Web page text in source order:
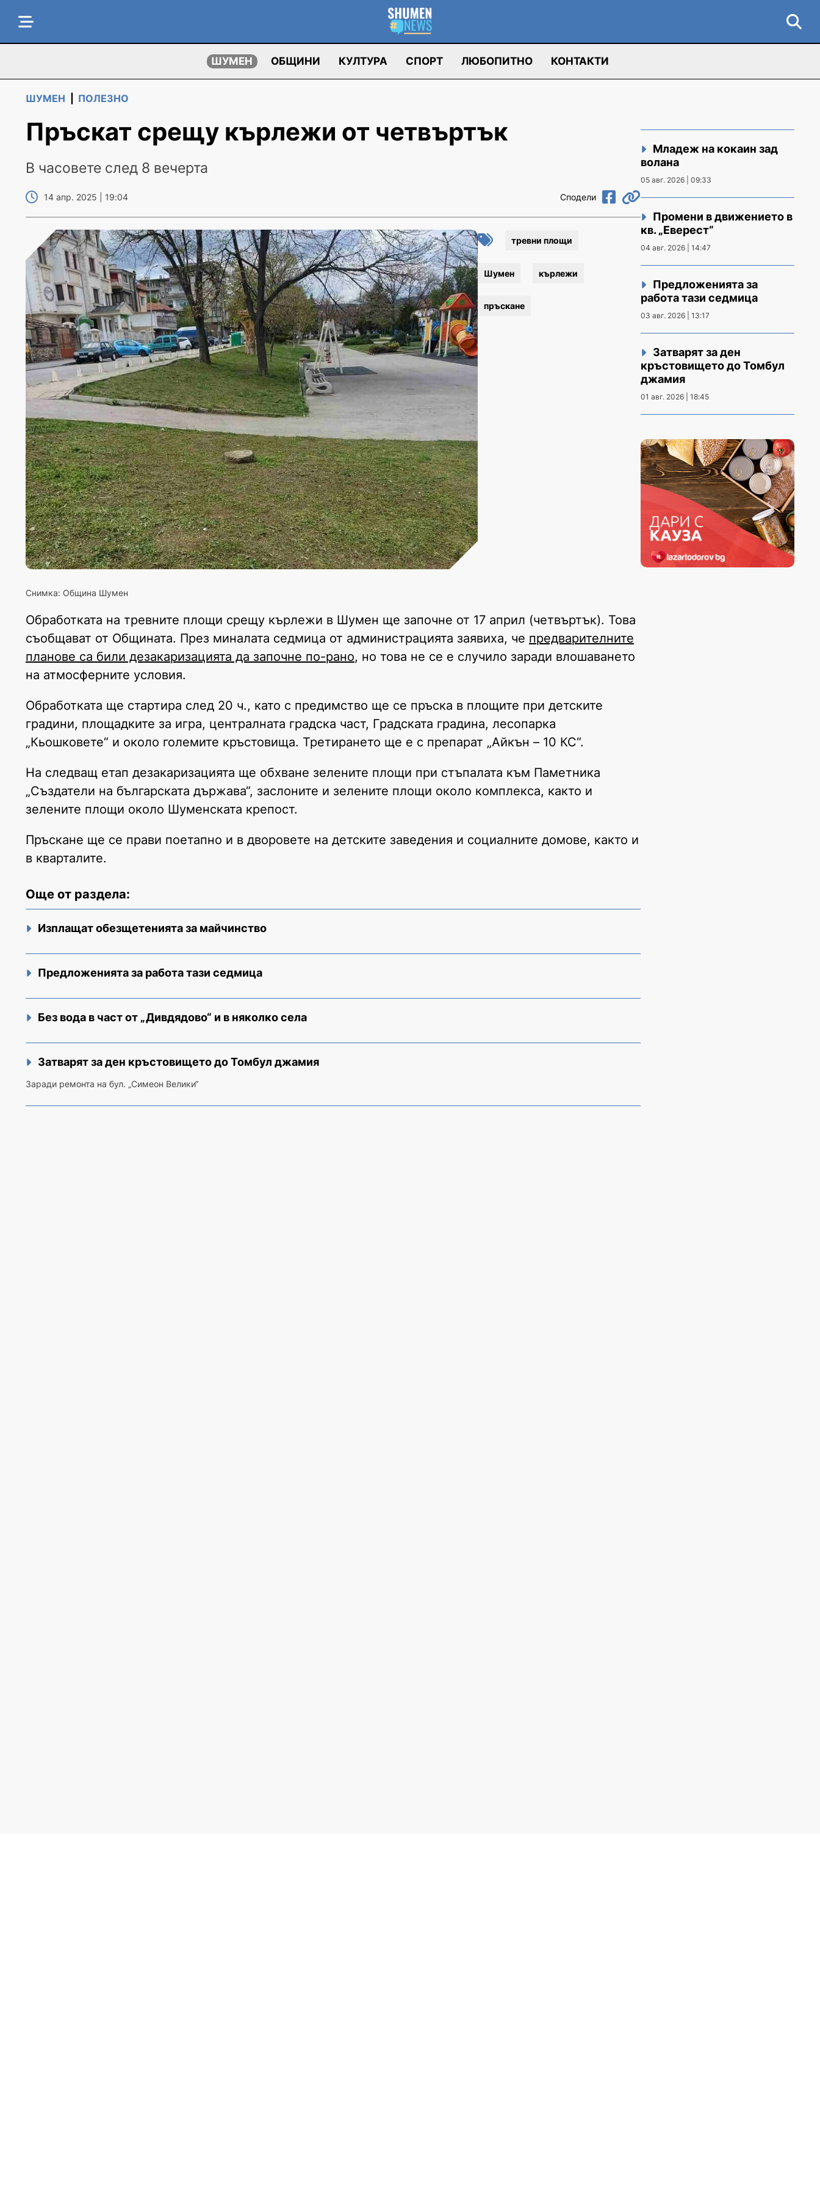
ШУМЕН ОБЩИНИ КУЛТУРА СПОРТ ЛЮБОПИТНО КОНТАКТИ
ШУМЕН ПОЛЕЗНО
Пръскат срещу кърлежи от четвъртък
В часовете след 8 вечерта
14 апр. 2025 | 19:04 Сподели
тревни площи
Шумен кърлежи
пръскане
Снимка: Община Шумен
Обработката на тревните площи срещу кърлежи в Шумен ще започне от 17 април (четвъртък). Това
съобщават от Общината. През миналата седмица от администрацията заявиха, че предварителните
планове са били дезакаризацията да започне по-рано, но това не се е случило заради влошаването
на атмосферните условия.
Обработката ще стартира след 20 ч., като с предимство ще се пръска в площите при детските
градини, площадките за игра, централната градска част, Градската градина, лесопарка
„Кьошковете“ и около големите кръстовища. Третирането ще е с препарат „Айкън – 10 КС“.
На следващ етап дезакаризацията ще обхване зелените площи при стъпалата към Паметника
„Създатели на българската държава“, заслоните и зелените площи около комплекса, както и
зелените площи около Шуменската крепост.
Пръскане ще се прави поетапно и в дворовете на детските заведения и социалните домове, както и
в кварталите.
Още от раздела:
Изплащат обезщетенията за майчинство
Предложенията за работа тази седмица
Без вода в част от „Дивдядово“ и в няколко села
Затварят за ден кръстовището до Томбул джамия
Заради ремонта на бул. „Симеон Велики“
Младеж на кокаин зад
волана
05 авг. 2026 | 09:33
Промени в движението в
кв. „Еверест“
04 авг. 2026 | 14:47
Предложенията за
работа тази седмица
03 авг. 2026 | 13:17
Затварят за ден
кръстовището до Томбул
джамия
01 авг. 2026 | 18:45